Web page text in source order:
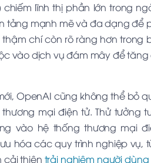
chiếm lĩnh thị phần lớn trong
tảng mạnh mẽ và đa dạng để
chí còn rõ ràng hơn trong
vào dịch vụ đám mây để
OpenAI cũng không thể bỏ
mại điện tử. Thử tưởng
vào hệ thống thương mại
hóa các quy trình nghiệp vụ,
cải thiện trải nghiệm người dùng